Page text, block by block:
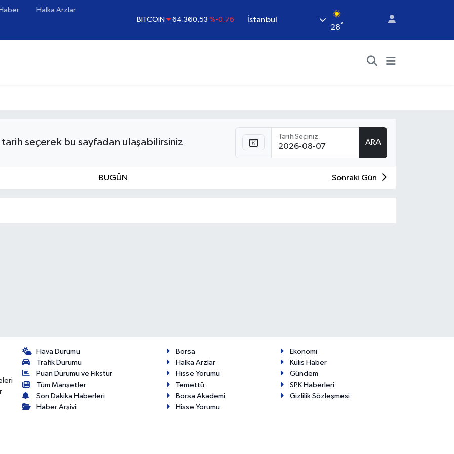
Halka Arzlar
BITCOIN 64.360,53 %-0.76
DOLAR 47,7069 %0.17
İstanbul
28°
seçerek bu sayfadan ulaşabilirsiniz
Tarih Seçiniz
ARA
BUGÜN Sonraki Gün
Hava Durumu
Trafik Durumu
Puan Durumu ve Fikstür
Tüm Manşetler
Son Dakika Haberleri
Haber Arşivi
Borsa
Ekonomi
Halka Arzlar
Kulis Haber
Hisse Yorumu
Gündem
Temettü
SPK Haberleri
Borsa Akademi
Gizlilik Sözleşmesi
Hisse Yorumu